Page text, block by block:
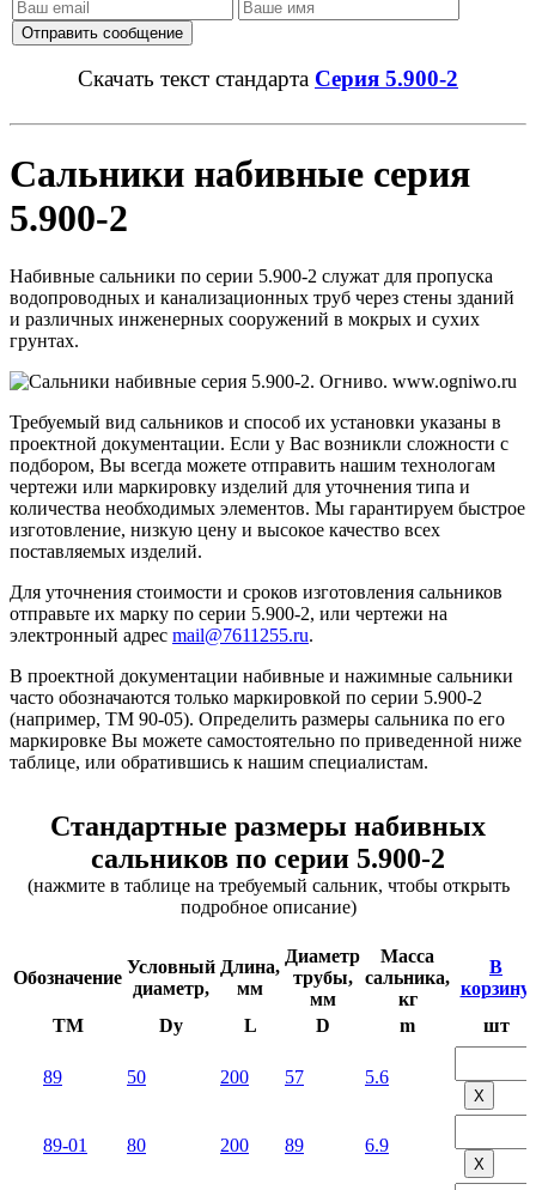
Скачать текст стандарта Серия 5.900-2
Сальники набивные серия
5.900-2
Набивные сальники по серии 5.900-2 служат для пропуска
водопроводных и канализационных труб через стены зданий
и различных инженерных сооружений в мокрых и сухих
грунтах.
Требуемый вид сальников и способ их установки указаны в
проектной документации. Если у Вас возникли сложности с
подбором, Вы всегда можете отправить нашим технологам
чертежи или маркировку изделий для уточнения типа и
количества необходимых элементов. Мы гарантируем быстрое
изготовление, низкую цену и высокое качество всех
поставляемых изделий.
Для уточнения стоимости и сроков изготовления сальников
отправьте их марку по серии 5.900-2, или чертежи на
электронный адрес mail@7611255.ru.
В проектной документации набивные и нажимные сальники
часто обозначаются только маркировкой по серии 5.900-2
(например, ТМ 90-05). Определить размеры сальника по его
маркировке Вы можете самостоятельно по приведенной ниже
таблице, или обратившись к нашим специалистам.
Стандартные размеры набивных
сальников по серии 5.900-2
(нажмите в таблице на требуемый сальник, чтобы открыть
подробное описание)
Обозначение
Условный
диаметр,
Длина,
мм
Диаметр
трубы,
мм
Масса
сальника,
кг
В
корзину,
TM
Dy L D m шт
89 50 200 57 5.6
Х
89-01 80 200 89 6.9
Х